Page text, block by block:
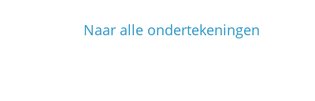
Naar alle ondertekeningen